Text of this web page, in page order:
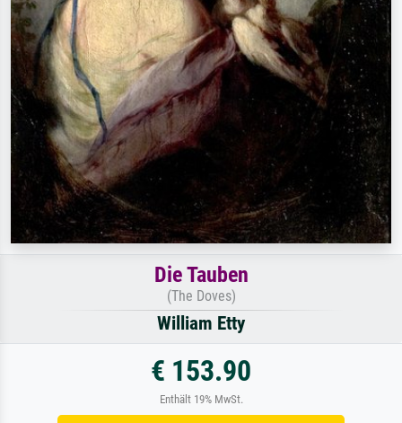
Die Tauben
(The Doves)
William Etty
€ 153.90
Enthält 19% MwSt.